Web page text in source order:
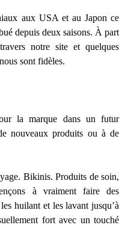
aux USA et au Japon ce
depuis deux saisons. À part
notre site et quelques
sont fidèles.
la marque dans un futur
nouveaux produits ou à de
Bikinis. Produits de soin,
à vraiment faire des
huilant et les lavant jusqu’à
fort avec un touché